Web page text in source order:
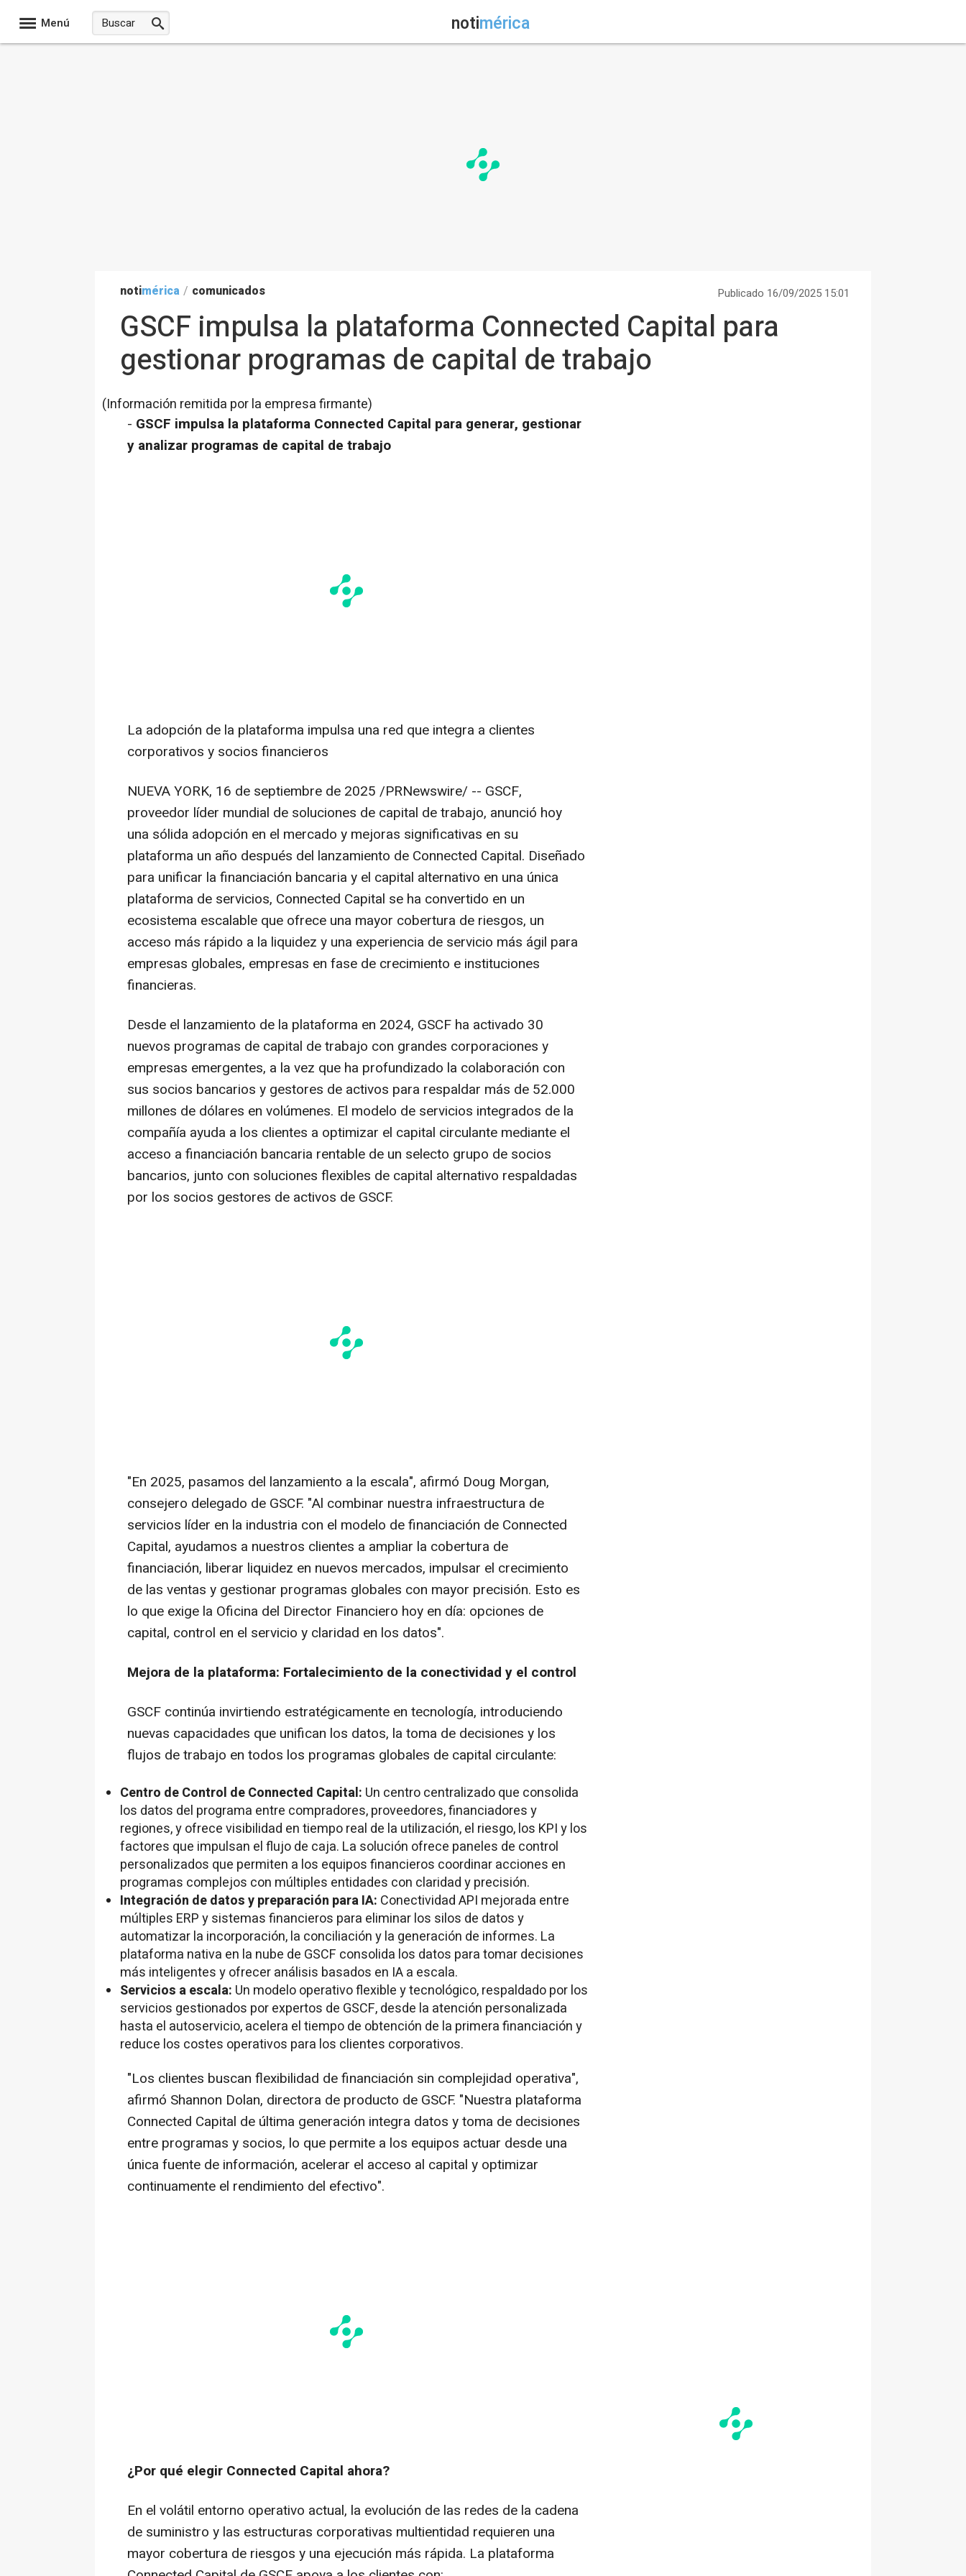
Menú notimérica
notimérica / comunicados Publicado 16/09/2025 15:01
GSCF impulsa la plataforma Connected Capital para
gestionar programas de capital de trabajo
(Información remitida por la empresa firmante)
- GSCF impulsa la plataforma Connected Capital para generar, gestionar
y analizar programas de capital de trabajo
La adopción de la plataforma impulsa una red que integra a clientes
corporativos y socios financieros
NUEVA YORK, 16 de septiembre de 2025 /PRNewswire/ -- GSCF,
proveedor líder mundial de soluciones de capital de trabajo, anunció hoy
una sólida adopción en el mercado y mejoras significativas en su
plataforma un año después del lanzamiento de Connected Capital. Diseñado
para unificar la financiación bancaria y el capital alternativo en una única
plataforma de servicios, Connected Capital se ha convertido en un
ecosistema escalable que ofrece una mayor cobertura de riesgos, un
acceso más rápido a la liquidez y una experiencia de servicio más ágil para
empresas globales, empresas en fase de crecimiento e instituciones
financieras.
Desde el lanzamiento de la plataforma en 2024, GSCF ha activado 30
nuevos programas de capital de trabajo con grandes corporaciones y
empresas emergentes, a la vez que ha profundizado la colaboración con
sus socios bancarios y gestores de activos para respaldar más de 52.000
millones de dólares en volúmenes. El modelo de servicios integrados de la
compañía ayuda a los clientes a optimizar el capital circulante mediante el
acceso a financiación bancaria rentable de un selecto grupo de socios
bancarios, junto con soluciones flexibles de capital alternativo respaldadas
por los socios gestores de activos de GSCF.
"En 2025, pasamos del lanzamiento a la escala", afirmó Doug Morgan,
consejero delegado de GSCF. "Al combinar nuestra infraestructura de
servicios líder en la industria con el modelo de financiación de Connected
Capital, ayudamos a nuestros clientes a ampliar la cobertura de
financiación, liberar liquidez en nuevos mercados, impulsar el crecimiento
de las ventas y gestionar programas globales con mayor precisión. Esto es
lo que exige la Oficina del Director Financiero hoy en día: opciones de
capital, control en el servicio y claridad en los datos".
Mejora de la plataforma: Fortalecimiento de la conectividad y el control
GSCF continúa invirtiendo estratégicamente en tecnología, introduciendo
nuevas capacidades que unifican los datos, la toma de decisiones y los
flujos de trabajo en todos los programas globales de capital circulante:
Centro de Control de Connected Capital: Un centro centralizado que consolida
los datos del programa entre compradores, proveedores, financiadores y
regiones, y ofrece visibilidad en tiempo real de la utilización, el riesgo, los KPI y los
factores que impulsan el flujo de caja. La solución ofrece paneles de control
personalizados que permiten a los equipos financieros coordinar acciones en
programas complejos con múltiples entidades con claridad y precisión.
Integración de datos y preparación para IA: Conectividad API mejorada entre
múltiples ERP y sistemas financieros para eliminar los silos de datos y
automatizar la incorporación, la conciliación y la generación de informes. La
plataforma nativa en la nube de GSCF consolida los datos para tomar decisiones
más inteligentes y ofrecer análisis basados en IA a escala.
Servicios a escala: Un modelo operativo flexible y tecnológico, respaldado por los
servicios gestionados por expertos de GSCF, desde la atención personalizada
hasta el autoservicio, acelera el tiempo de obtención de la primera financiación y
reduce los costes operativos para los clientes corporativos.
"Los clientes buscan flexibilidad de financiación sin complejidad operativa",
afirmó Shannon Dolan, directora de producto de GSCF. "Nuestra plataforma
Connected Capital de última generación integra datos y toma de decisiones
entre programas y socios, lo que permite a los equipos actuar desde una
única fuente de información, acelerar el acceso al capital y optimizar
continuamente el rendimiento del efectivo".
¿Por qué elegir Connected Capital ahora?
En el volátil entorno operativo actual, la evolución de las redes de la cadena
de suministro y las estructuras corporativas multientidad requieren una
mayor cobertura de riesgos y una ejecución más rápida. La plataforma